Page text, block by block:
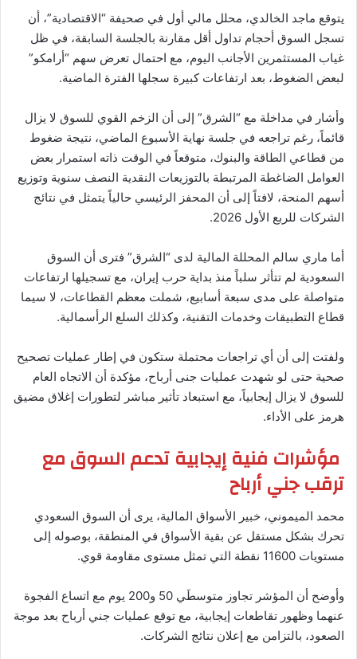
يتوقع ماجد الخالدي، محلل مالي أول في صحيفة “الاقتصادية”، أن
تسجل السوق أحجام تداول أقل مقارنة بالجلسة السابقة، في ظل
غياب المستثمرين الأجانب اليوم، مع احتمال تعرض سهم “أرامكو”
لبعض الضغوط، بعد ارتفاعات كبيرة سجلها الفترة الماضية.
وأشار في مداخلة مع “الشرق” إلى أن الزخم القوي للسوق لا يزال
قائماً، رغم تراجعه في جلسة نهاية الأسبوع الماضي، نتيجة ضغوط
من قطاعي الطاقة والبنوك، متوقعاً في الوقت ذاته استمرار بعض
العوامل الضاغطة المرتبطة بالتوزيعات النقدية النصف سنوية وتوزيع
أسهم المنحة، لافتاً إلى أن المحفز الرئيسي حالياً يتمثل في نتائج
الشركات للربع الأول 2026.
أما ماري سالم المحللة المالية لدى “الشرق” فترى أن السوق
السعودية لم تتأثر سلباً منذ بداية حرب إيران، مع تسجيلها ارتفاعات
متواصلة على مدى سبعة أسابيع، شملت معظم القطاعات، لا سيما
قطاع التطبيقات وخدمات التقنية، وكذلك السلع الرأسمالية.
ولفتت إلى أن أي تراجعات محتملة ستكون في إطار عمليات تصحيح
صحية حتى لو شهدت عمليات جنى أرباح، مؤكدة أن الاتجاه العام
للسوق لا يزال إيجابياً، مع استبعاد تأثير مباشر لتطورات إغلاق مضيق
هرمز على الأداء.
مؤشرات فنية إيجابية تدعم السوق مع
ترقب جني أرباح
محمد الميموني، خبير الأسواق المالية، يرى أن السوق السعودي
تحرك بشكل مستقل عن بقية الأسواق في المنطقة، بوصوله إلى
مستويات 11600 نقطة التي تمثل مستوى مقاومة قوي.
وأوضح أن المؤشر تجاوز متوسطَي 50 و200 يوم مع اتساع الفجوة
عنهما وظهور تقاطعات إيجابية، مع توقع عمليات جني أرباح بعد موجة
الصعود، بالتزامن مع إعلان نتائج الشركات.